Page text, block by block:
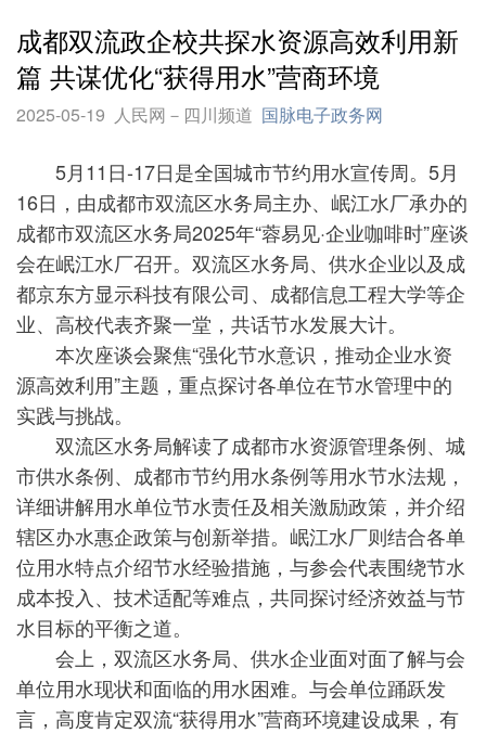
成都双流政企校共探水资源高效利用新
篇 共谋优化“获得用水”营商环境
2025-05-19 人民网－四川频道 国脉电子政务网
5月11日-17日是全国城市节约用水宣传周。5月
16日，由成都市双流区水务局主办、岷江水厂承办的
成都市双流区水务局2025年“蓉易见·企业咖啡时”座谈
会在岷江水厂召开。双流区水务局、供水企业以及成
都京东方显示科技有限公司、成都信息工程大学等企
业、高校代表齐聚一堂，共话节水发展大计。
本次座谈会聚焦“强化节水意识，推动企业水资
源高效利用”主题，重点探讨各单位在节水管理中的
实践与挑战。
双流区水务局解读了成都市水资源管理条例、城
市供水条例、成都市节约用水条例等用水节水法规，
详细讲解用水单位节水责任及相关激励政策，并介绍
辖区办水惠企政策与创新举措。岷江水厂则结合各单
位用水特点介绍节水经验措施，与参会代表围绕节水
成本投入、技术适配等难点，共同探讨经济效益与节
水目标的平衡之道。
会上，双流区水务局、供水企业面对面了解与会
单位用水现状和面临的用水困难。与会单位踊跃发
言，高度肯定双流“获得用水”营商环境建设成果，有